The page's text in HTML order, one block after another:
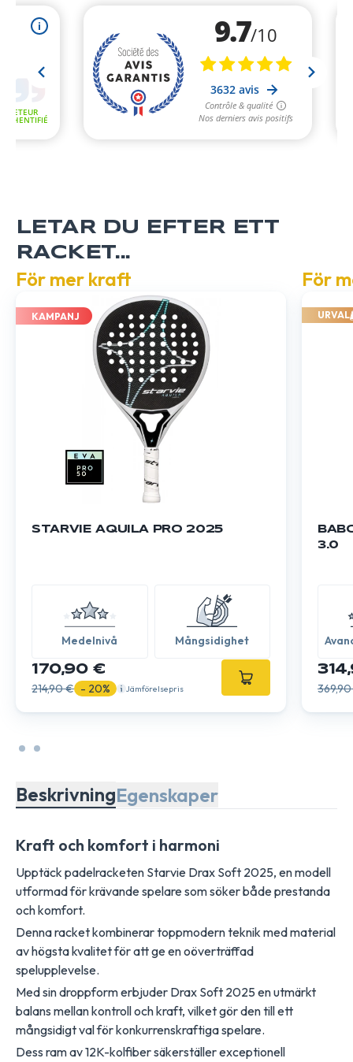
LETAR DU EFTER ETT
RACKET...
För mer kraft
KAMPANJ
STARVIE AQUILA PRO 2025
Medelnivå Mångsidighet
170,90 €
214,90 € - 20% Jämförelsepris
För
URVAL
3.0
BeskrivningEgenskaper
Kraft och komfort i harmoni
Upptäck padelracketen Starvie Drax Soft 2025, en modell
utformad för krävande spelare som söker både prestanda
och komfort.
Denna racket kombinerar toppmodern teknik med material
av högsta kvalitet för att ge en oöverträffad
spelupplevelse.
Med sin droppform erbjuder Drax Soft 2025 en utmärkt
balans mellan kontroll och kraft, vilket gör den till ett
mångsidigt val för konkurrenskraftiga spelare.
Dess ram av 12K-kolfiber säkerställer exceptionell